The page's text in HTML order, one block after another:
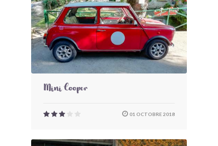
Mini Cooper
01 OCTOBRE 2018